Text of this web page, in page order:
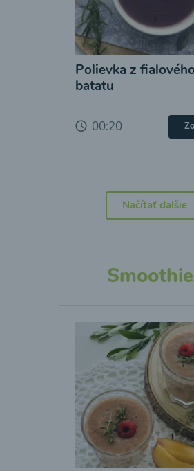
Polievka z fialového
batatu
00:20
Načítať ďalšie